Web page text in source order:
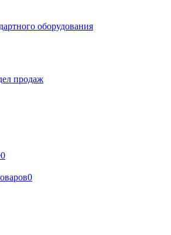
оборудования
продаж
0
0